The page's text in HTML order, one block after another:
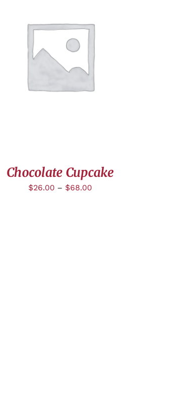
APERÇU
Chocolate Cupcake
$26.00 – $68.00